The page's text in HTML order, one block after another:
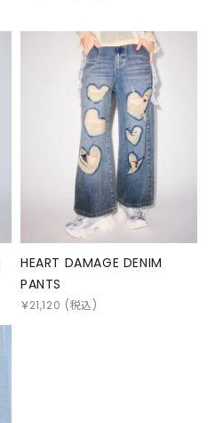
HEART DAMAGE DENIM
PANTS
￥21,120 (税込)